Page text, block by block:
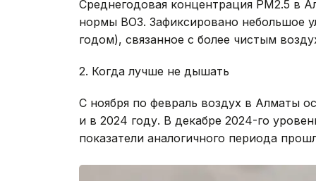
Среднегодовая концентрация PM2.5 в
нормы ВОЗ. Зафиксировано небольшое
годом), связанное с более чистым
2. Когда лучше не дышать
С ноября по февраль воздух в Алматы
и в 2024 году. В декабре 2024-го
показатели аналогичного периода